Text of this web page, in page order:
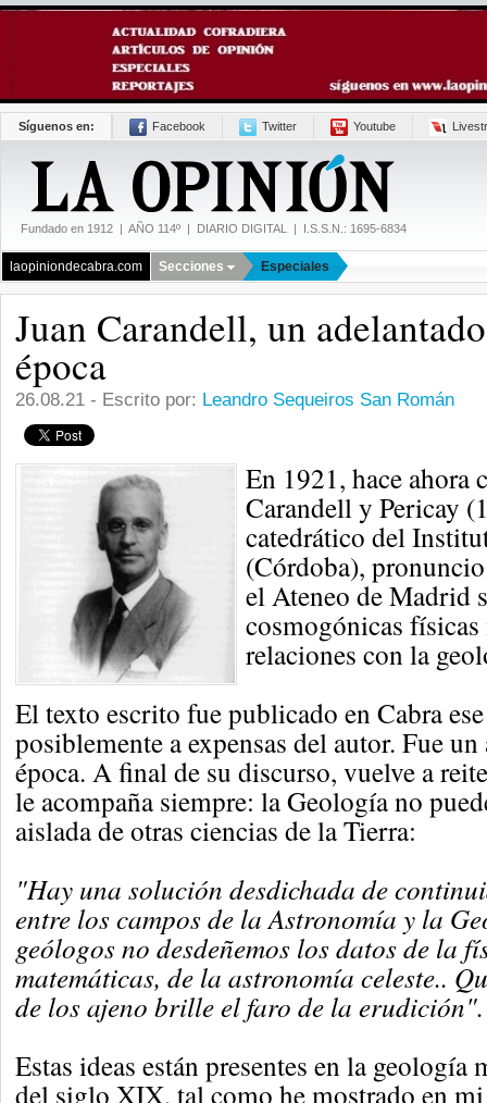
Síguenos en: Facebook Twitter Youtube
Fundado en 1912 | AÑO 114º | DIARIO DIGITAL | I.S.S.N.: 1695-6834
laopiniondecabra.com Secciones Especiales
Juan Carandell, un
época
26.08.21 - Escrito por: Leandro Sequeiros San Román
En 1921, hace ahora
Carandell y Pericay
catedrático del
(Córdoba),
el Ateneo de Madrid
cosmogónicas
relaciones con la
El texto escrito fue publicado en Cabra
posiblemente a expensas del autor. Fue
época. A final de su discurso, vuelve a
le acompaña siempre: la Geología no
aislada de otras ciencias de la Tierra:
"Hay una solución desdichada de
entre los campos de la Astronomía y la
geólogos no desdeñemos los datos de la
matemáticas, de la astronomía celeste..
de los ajeno brille el faro de la erudición".
Estas ideas están presentes en la geología
del siglo XIX, tal como he mostrado en